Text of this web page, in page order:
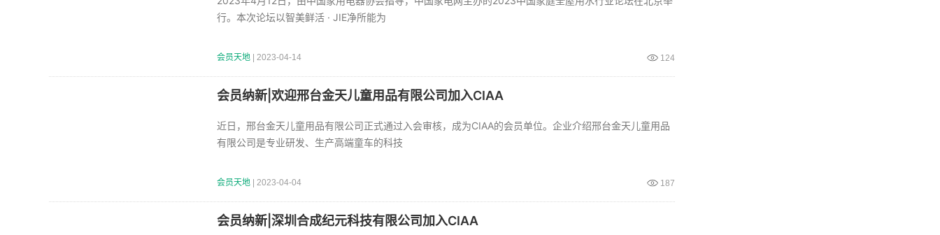
行。本次论坛以智美鲜活 · JIE净所能为
会员天地 | 2023-04-14 124
会员纳新|欢迎邢台金天儿童用品有限公司加入CIAA
近日，邢台金天儿童用品有限公司正式通过入会审核，成为CIAA的会员单位。企业介绍邢台金天儿童用品
有限公司是专业研发、生产高端童车的科技
会员天地 | 2023-04-04 187
会员纳新|深圳合成纪元科技有限公司加入CIAA